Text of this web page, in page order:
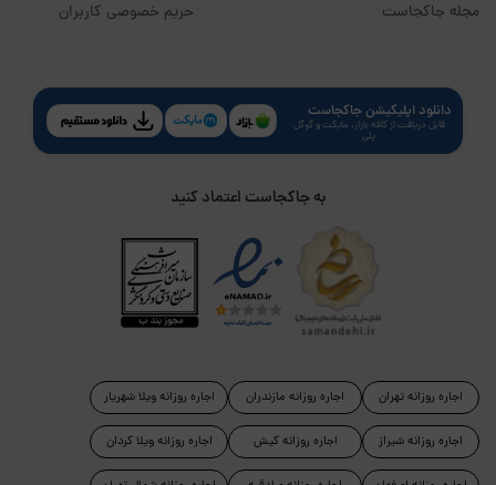
مجله جاکجاست حریم خصوصی کاربران
دانلود اپلیکیشن جاکجاست
قابل دریافت از کافه بازار، مایکت و گوگل
پلی
به جاکجاست اعتماد کنید
اجاره روزانه تهران
اجاره روزانه شیراز
اجاره روزانه مازندران
اجاره روزانه کیش
اجاره روزانه ویلا شهریار
اجاره روزانه ویلا کردان